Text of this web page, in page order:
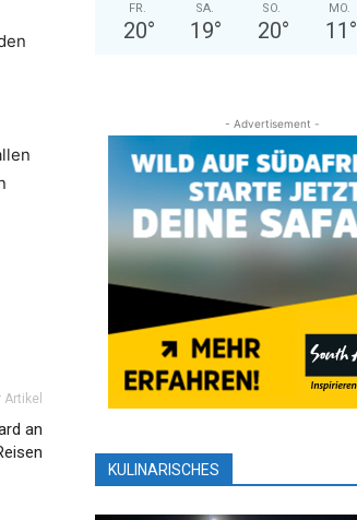
an
FR.
20°
SA.
19°
SO.
20°
MO.
11 °
- Advertisement -
KULINARISCHES